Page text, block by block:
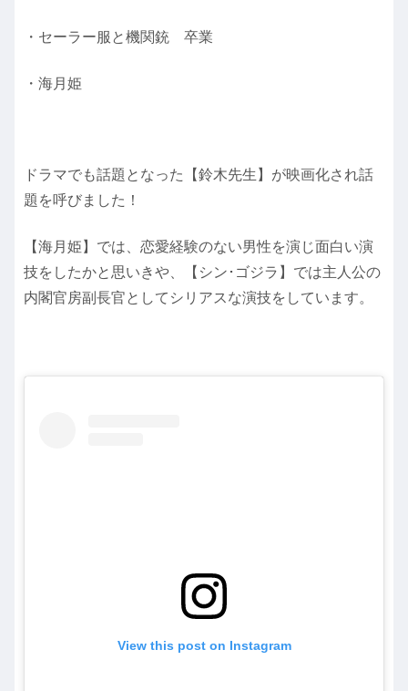
・セーラー服と機関銃 卒業
・海月姫
ドラマでも話題となった【鈴木先生】が映画化され話
題を呼びました！
【海月姫】では、恋愛経験のない男性を演じ面白い演
技をしたかと思いきや、【シン･ゴジラ】では主人公の
内閣官房副長官としてシリアスな演技をしています。
View this post on Instagram